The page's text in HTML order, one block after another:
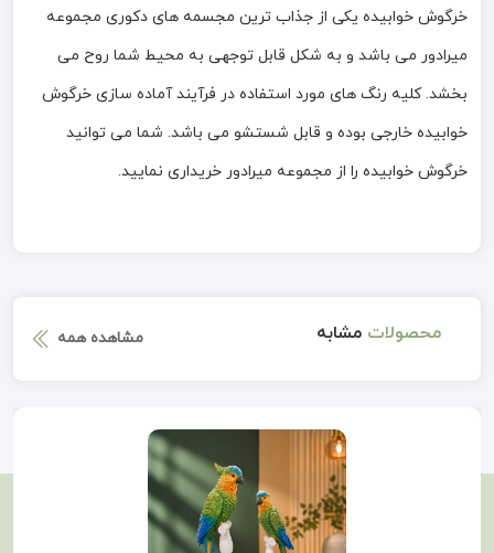
خرگوش خوابیده یکی از جذاب ترین مجسمه های دکوری مجموعه
میرادور می باشد و به شکل قابل توجهی به محیط شما روح می
بخشد. کلیه رنگ های مورد استفاده در فرآیند آماده سازی خرگوش
خوابیده خارجی بوده و قابل شستشو می باشد. شما می توانید
خرگوش خوابیده را از مجموعه میرادور خریداری نمایید.
محصولات مشابه مشاهده همه